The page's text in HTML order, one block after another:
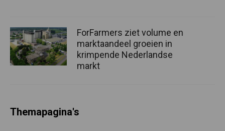
ForFarmers ziet volume en
marktaandeel groeien in
krimpende Nederlandse
markt
Themapagina's